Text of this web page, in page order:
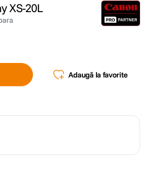
XS-20L
Adaugă la favorite